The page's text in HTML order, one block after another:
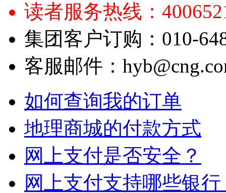
读者服务热线：
集团客户订购：010-
客服邮件：
如何查询我的订单
地理商城的付款方式
网上支付是否安全？
网上支付支持哪些银行